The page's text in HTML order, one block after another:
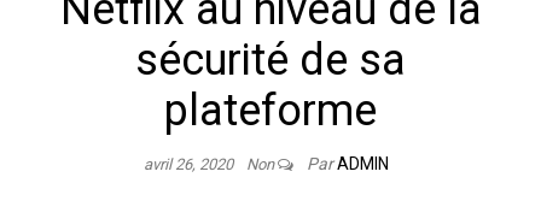
sécurité de sa
plateforme
avril 26, 2020 Non ParADMIN